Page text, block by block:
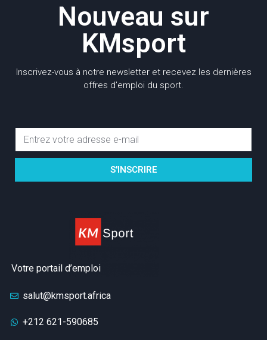
Nouveau sur
KMsport
Inscrivez-vous à notre newsletter et recevez les dernières
offres d’emploi du sport.
S'INSCRIRE
Votre portail d’emploi
salut@kmsport.africa
+212 621-590685